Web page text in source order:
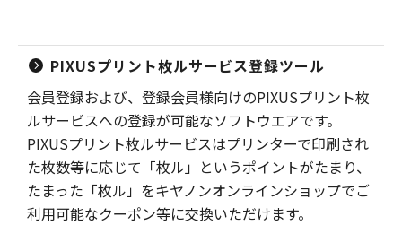
PIXUSプリント枚ルサービス登録ツール
会員登録および、登録会員様向けのPIXUSプリント枚
ルサービスへの登録が可能なソフトウエアです。
PIXUSプリント枚ルサービスはプリンターで印刷され
た枚数等に応じて「枚ル」というポイントがたまり、
たまった「枚ル」をキヤノンオンラインショップでご
利用可能なクーポン等に交換いただけます。